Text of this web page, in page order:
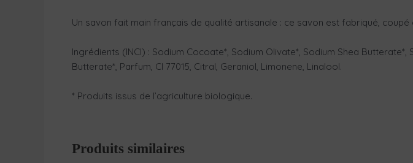
Un savon fait main français de qualité artisanale : ce savon est fabriqué,
Ingrédients (INCI) : Sodium Cocoate*, Sodium Olivate*, Sodium Shea
Butterate*, Parfum, CI 77015, Citral, Geraniol, Limonene, Linalool.
* Produits issus de l’agriculture biologique.
Produits similaires